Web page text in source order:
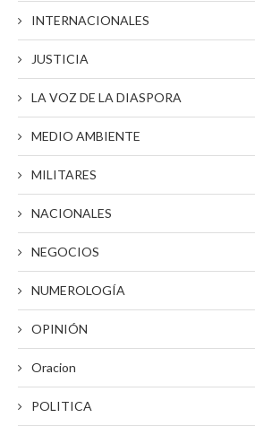
INTERNACIONALES
JUSTICIA
LA VOZ DE LA DIASPORA
MEDIO AMBIENTE
MILITARES
NACIONALES
NEGOCIOS
NUMEROLOGÍA
OPINIÓN
Oracion
POLITICA